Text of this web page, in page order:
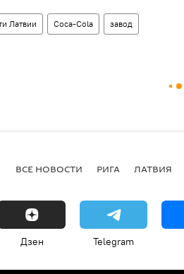
Латвии Coca-Cola завод
ВСЕ НОВОСТИ РИГА ЛАТВИЯ
Дзен Telegram